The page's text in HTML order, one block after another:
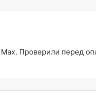
Проверили перед